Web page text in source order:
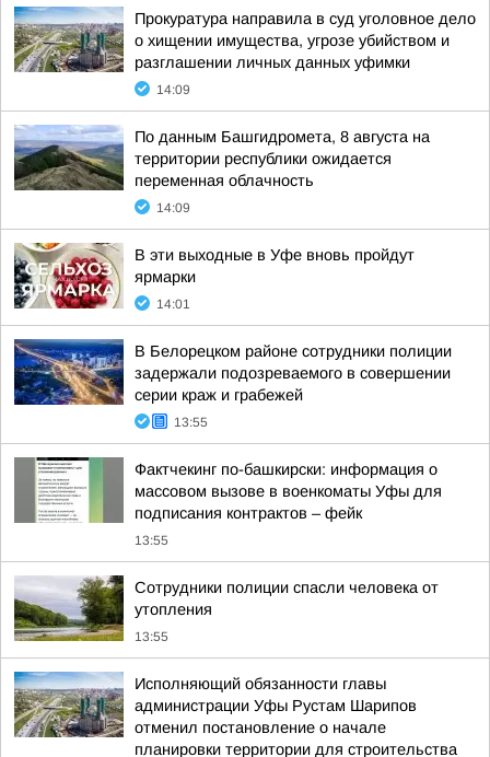
Прокуратура направила в суд уголовное дело
о хищении имущества, угрозе убийством и
разглашении личных данных уфимки
14:09
По данным Башгидромета, 8 августа на
территории республики ожидается
переменная облачность
14:09
В эти выходные в Уфе вновь пройдут
ярмарки
14:01
В Белорецком районе сотрудники полиции
задержали подозреваемого в совершении
серии краж и грабежей
13:55
Фактчекинг по-башкирски: информация о
массовом вызове в военкоматы Уфы для
подписания контрактов – фейк
13:55
Сотрудники полиции спасли человека от
утопления
13:55
Исполняющий обязанности главы
администрации Уфы Рустам Шарипов
отменил постановление о начале
планировки территории для строительства